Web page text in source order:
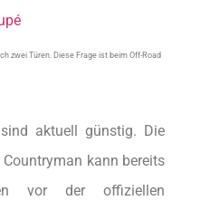
zwei Türen. Diese Frage ist beim Off-Road
aktuell günstig. Die
kann bereits
vor der offiziellen